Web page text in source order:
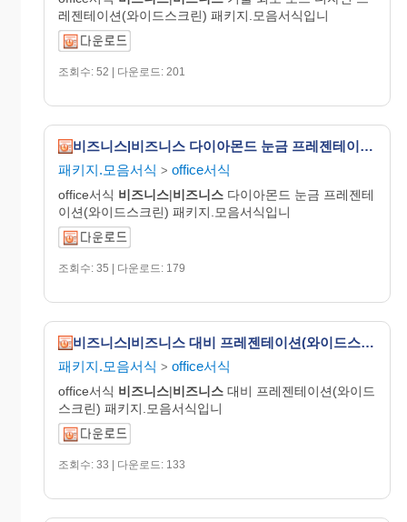
레젠테이션(와이드스크린) 패키지.모음서식입니
조회수: 52 | 다운로드: 201
비즈니스|비즈니스 다이아몬드 눈금 프레젠테이션(와이드스크린)
패키지.모음서식 > office서식
office서식 비즈니스|비즈니스 다이아몬드 눈금 프레젠테
이션(와이드스크린) 패키지.모음서식입니
조회수: 35 | 다운로드: 179
비즈니스|비즈니스 대비 프레젠테이션(와이드스크린)
패키지.모음서식 > office서식
office서식 비즈니스|비즈니스 대비 프레젠테이션(와이드
스크린) 패키지.모음서식입니
조회수: 33 | 다운로드: 133